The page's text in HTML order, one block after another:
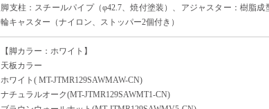
脚支柱：スチールパイプ（φ42.7、焼付塗装）、アジャスター：樹脂
輪キャスター（ナイロン、ストッパー2個付き）
【脚カラー：ホワイト】
天板カラー
ホワイト( MT-JTMR129SAWMAW-CN)
ナチュラルオーク(MT-JTMR129SAWMT1-CN)